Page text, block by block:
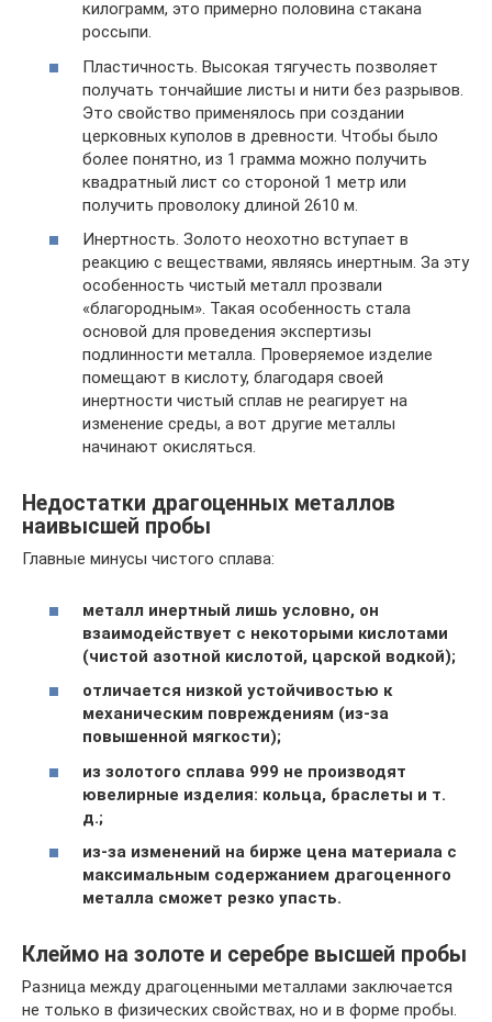
килограмм, это примерно половина стакана
россыпи.
Пластичность. Высокая тягучесть позволяет
получать тончайшие листы и нити без разрывов.
Это свойство применялось при создании
церковных куполов в древности. Чтобы было
более понятно, из 1 грамма можно получить
квадратный лист со стороной 1 метр или
получить проволоку длиной 2610 м.
Инертность. Золото неохотно вступает в
реакцию с веществами, являясь инертным. За эту
особенность чистый металл прозвали
«благородным». Такая особенность стала
основой для проведения экспертизы
подлинности металла. Проверяемое изделие
помещают в кислоту, благодаря своей
инертности чистый сплав не реагирует на
изменение среды, а вот другие металлы
начинают окисляться.
Недостатки драгоценных металлов
наивысшей пробы
Главные минусы чистого сплава:
металл инертный лишь условно, он
взаимодействует с некоторыми кислотами
(чистой азотной кислотой, царской водкой);
отличается низкой устойчивостью к
механическим повреждениям (из-за
повышенной мягкости);
из золотого сплава 999 не производят
ювелирные изделия: кольца, браслеты и т.
д.;
из-за изменений на бирже цена материала с
максимальным содержанием драгоценного
металла сможет резко упасть.
Клеймо на золоте и серебре высшей пробы
Разница между драгоценными металлами заключается
не только в физических свойствах, но и в форме пробы.